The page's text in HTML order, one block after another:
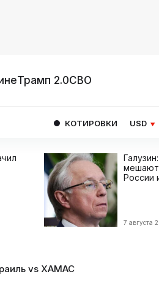
Трамп 2.0СВО
КОТИРОВКИ USD 08/08
мешают
России
7 августа
vs ХАМАС